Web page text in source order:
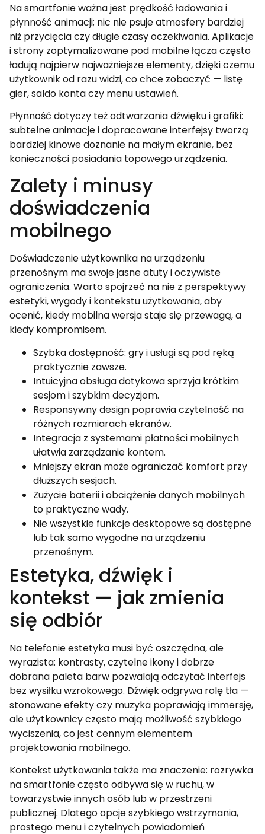
Na smartfonie ważna jest prędkość ładowania i
płynność animacji; nic nie psuje atmosfery bardziej
niż przycięcia czy długie czasy oczekiwania. Aplikacje
i strony zoptymalizowane pod mobilne łącza często
ładują najpierw najważniejsze elementy, dzięki czemu
użytkownik od razu widzi, co chce zobaczyć — listę
gier, saldo konta czy menu ustawień.
Płynność dotyczy też odtwarzania dźwięku i grafiki:
subtelne animacje i dopracowane interfejsy tworzą
bardziej kinowe doznanie na małym ekranie, bez
konieczności posiadania topowego urządzenia.
Zalety i minusy
doświadczenia
mobilnego
Doświadczenie użytkownika na urządzeniu
przenośnym ma swoje jasne atuty i oczywiste
ograniczenia. Warto spojrzeć na nie z perspektywy
estetyki, wygody i kontekstu użytkowania, aby
ocenić, kiedy mobilna wersja staje się przewagą, a
kiedy kompromisem.
Szybka dostępność: gry i usługi są pod ręką
praktycznie zawsze.
Intuicyjna obsługa dotykowa sprzyja krótkim
sesjom i szybkim decyzjom.
Responsywny design poprawia czytelność na
różnych rozmiarach ekranów.
Integracja z systemami płatności mobilnych
ułatwia zarządzanie kontem.
Mniejszy ekran może ograniczać komfort przy
dłuższych sesjach.
Zużycie baterii i obciążenie danych mobilnych
to praktyczne wady.
Nie wszystkie funkcje desktopowe są dostępne
lub tak samo wygodne na urządzeniu
przenośnym.
Estetyka, dźwięk i
kontekst — jak zmienia
się odbiór
Na telefonie estetyka musi być oszczędna, ale
wyrazista: kontrasty, czytelne ikony i dobrze
dobrana paleta barw pozwalają odczytać interfejs
bez wysiłku wzrokowego. Dźwięk odgrywa rolę tła —
stonowane efekty czy muzyka poprawiają immersję,
ale użytkownicy często mają możliwość szybkiego
wyciszenia, co jest cennym elementem
projektowania mobilnego.
Kontekst użytkowania także ma znaczenie: rozrywka
na smartfonie często odbywa się w ruchu, w
towarzystwie innych osób lub w przestrzeni
publicznej. Dlatego opcje szybkiego wstrzymania,
prostego menu i czytelnych powiadomień